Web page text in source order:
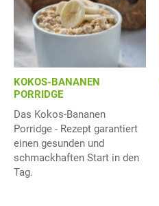
KOKOS-BANANEN
PORRIDGE
Das Kokos-Bananen
Porridge - Rezept garantiert
einen gesunden und
schmackhaften Start in den
Tag.